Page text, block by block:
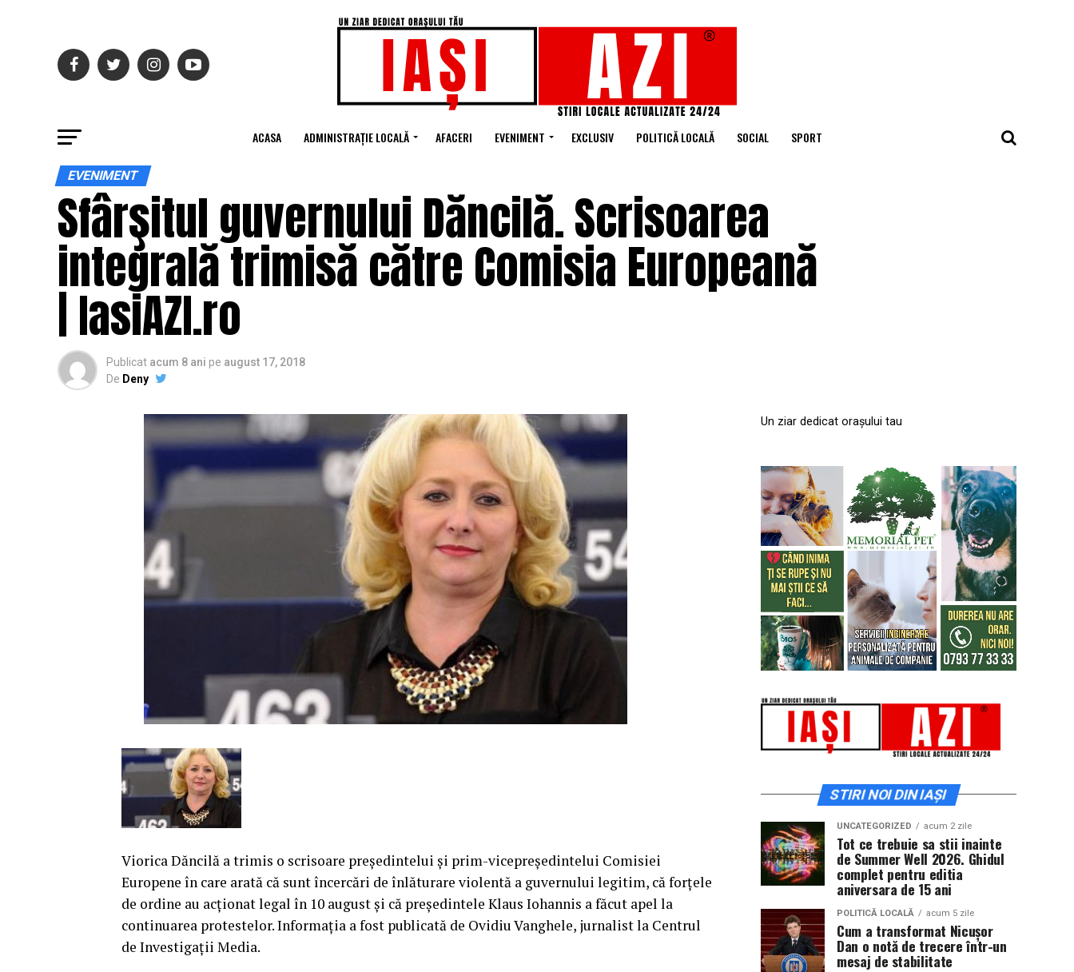
ACASA ADMINISTRAȚIE LOCALĂ AFACERI EVENIMENT EXCLUSIV POLITICĂ LOCALĂ SOCIAL SPORT
EVENIMENT
Sfârşitul guvernului Dăncilă. Scrisoarea
integrală trimisă către Comisia Europeană
| IasiAZI.ro
Publicat acum 8 ani pe august 17, 2018
De Deny
Viorica Dăncilă a trimis o scrisoare preşedintelui şi prim-vicepreşedintelui Comisiei
Europene în care arată că sunt încercări de înlăturare violentă a guvernului legitim, că forţele
de ordine au acţionat legal în 10 august şi că preşedintele Klaus Iohannis a făcut apel la
continuarea protestelor. Informaţia a fost publicată de Ovidiu Vanghele, jurnalist la Centrul
de Investigaţii Media.
Un ziar dedicat orașului tau
STIRI NOI DIN IAȘI
UNCATEGORIZED acum 2 zile
Tot ce trebuie sa stii inainte
de Summer Well 2026. Ghidul
complet pentru editia
aniversara de 15 ani
POLITICĂ LOCALĂ acum 5 zile
Cum a transformat Nicușor
Dan o notă de trecere într-un
mesaj de stabilitate